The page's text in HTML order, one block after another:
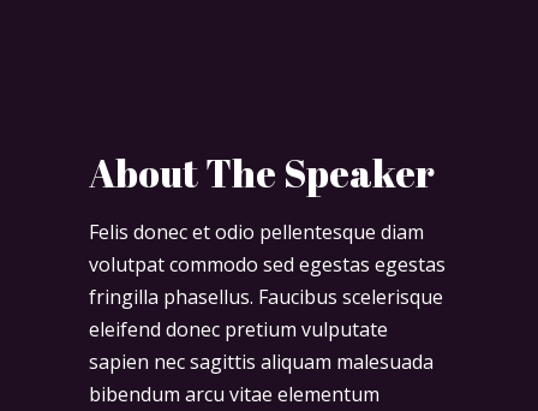
About The Speaker
Felis donec et odio pellentesque diam
volutpat commodo sed egestas egestas
fringilla phasellus. Faucibus scelerisque
eleifend donec pretium vulputate
sapien nec sagittis aliquam malesuada
bibendum arcu vitae elementum